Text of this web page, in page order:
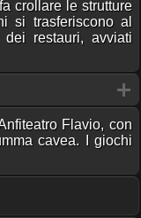
crollare le strutture
si trasferiscono al
restauri, avviati
Flavio, con
cavea. I giochi